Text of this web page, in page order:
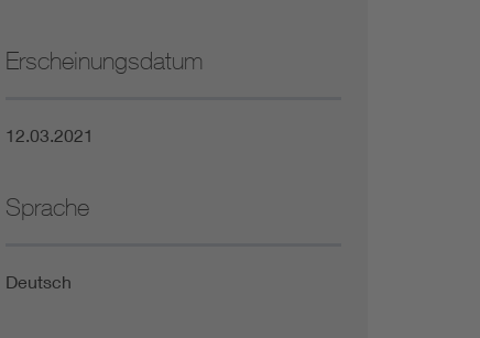
Erscheinungsdatum
12.03.2021
Sprache
Deutsch